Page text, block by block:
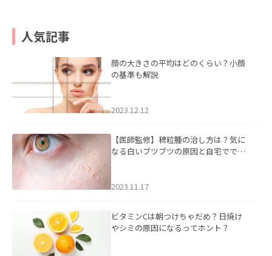
人気記事
顔の大きさの平均はどのくらい？小顔
の基準も解説
2023.12.12
【医師監修】稗粒腫の治し方は？気に
なる白いブツブツの原因と自宅ででき
2023.11.17
ビタミンCは朝つけちゃだめ？日焼け
やシミの原因になるってホント？